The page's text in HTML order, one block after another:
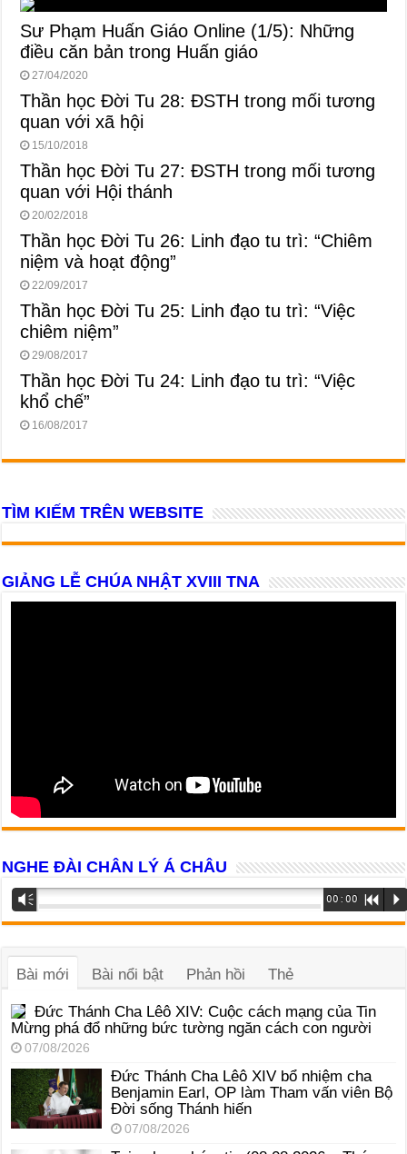
Sư Phạm Huấn Giáo Online (1/5): Những
điều căn bản trong Huấn giáo
27/04/2020
Thần học Đời Tu 28: ĐSTH trong mối tương
quan với xã hội
15/10/2018
Thần học Đời Tu 27: ĐSTH trong mối tương
quan với Hội thánh
20/02/2018
Thần học Đời Tu 26: Linh đạo tu trì: “Chiêm
niệm và hoạt động”
22/09/2017
Thần học Đời Tu 25: Linh đạo tu trì: “Việc
chiêm niệm”
29/08/2017
Thần học Đời Tu 24: Linh đạo tu trì: “Việc
khổ chế”
16/08/2017
TÌM KIẾM TRÊN WEBSITE
GIẢNG LỄ CHÚA NHẬT XVIII TNA
NGHE ĐÀI CHÂN LÝ Á CHÂU
Trình
phát
âm
Vm 00:00 R P
Bài mới Bài nổi bật Phản hồi Thẻ
Đức Thánh Cha Lêô XIV: Cuộc cách mạng của Tin
Mừng phá đổ những bức tường ngăn cách con người
07/08/2026
Đức Thánh Cha Lêô XIV bổ nhiệm cha
Benjamin Earl, OP làm Tham vấn viên Bộ
Đời sống Thánh hiến
07/08/2026